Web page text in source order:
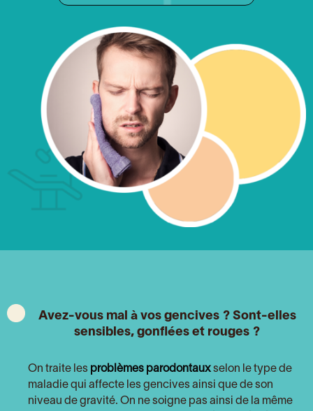
Avez-vous mal à vos gencives ? Sont-elles
sensibles, gonflées et rouges ?
On traite les problèmes parodontaux selon le type de
maladie qui affecte les gencives ainsi que de son
niveau de gravité. On ne soigne pas ainsi de la même